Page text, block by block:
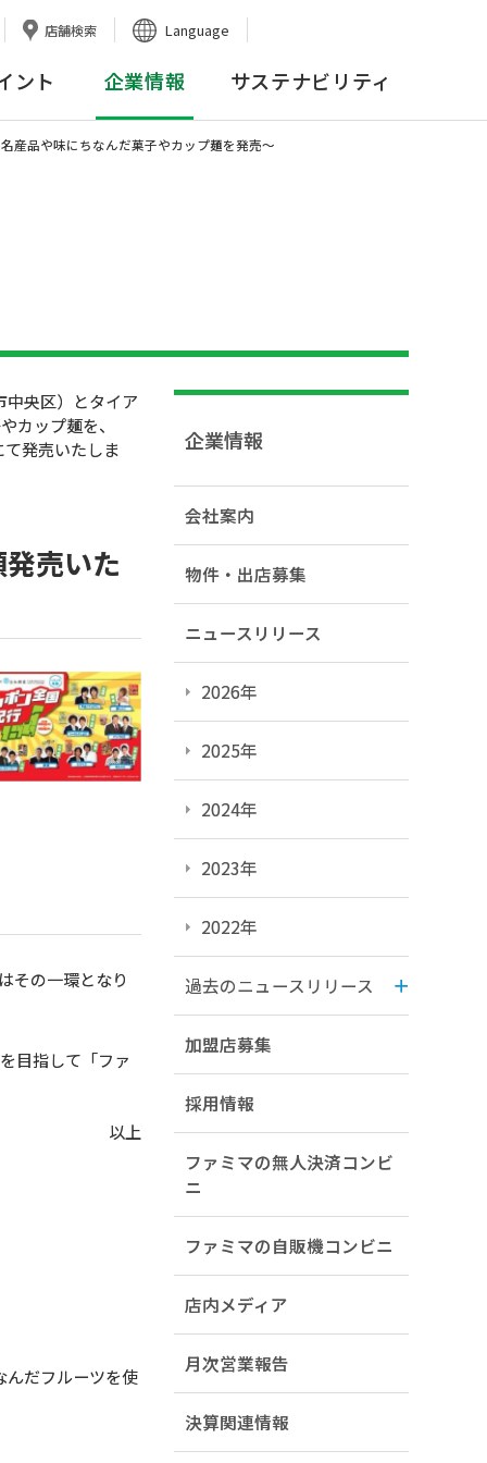
店舗検索 Language
ント 企業情報 サステナビリティ
産品や味にちなんだ菓子やカップ麺を発売〜
央区）とタイア
カップ麺を、
発売いたしま
売いた
その一環となり
目指して「ファ
以上
んだフルーツを使
企業情報
会社案内
物件・出店募集
ニュースリリース
2026年
2025年
2024年
2023年
2022年
過去のニュースリリース
加盟店募集
採用情報
ファミマの無人決済コンビ
ニ
ファミマの自販機コンビニ
店内メディア
月次営業報告
決算関連情報